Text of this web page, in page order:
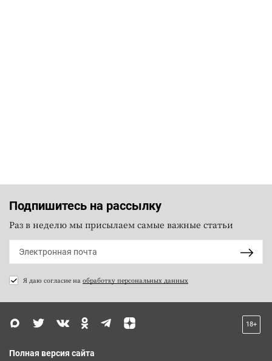
Подпишитесь на рассылку
Раз в неделю мы присылаем самые важные статьи
Я даю согласие на обработку персональных данных
18+
Полная версия сайта